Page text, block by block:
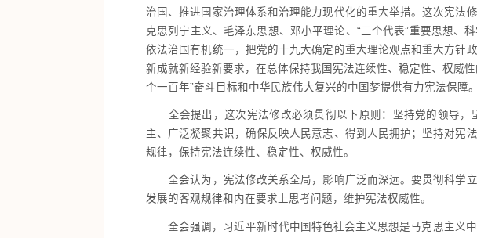
治国、推进国家治理体系和治理能力现代化的重大举措。这次宪法
克思列宁主义、毛泽东思想、邓小平理论、“三个代表”重要思想、
依法治国有机统一，把党的十九大确定的重大理论观点和重大方针
新成就新经验新要求，在总体保持我国宪法连续性、稳定性、权威
个一百年”奋斗目标和中华民族伟大复兴的中国梦提供有力宪法保障。
全会提出，这次宪法修改必须贯彻以下原则：坚持党的领导，
主、广泛凝聚共识，确保反映人民意志、得到人民拥护；坚持对宪
规律，保持宪法连续性、稳定性、权威性。
全会认为，宪法修改关系全局，影响广泛而深远。要贯彻科学
发展的客观规律和内在要求上思考问题，维护宪法权威性。
全会强调，习近平新时代中国特色社会主义思想是马克思主义中